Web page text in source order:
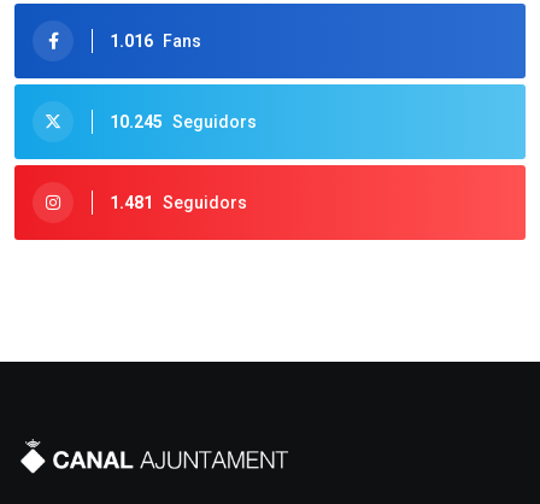
1.016 Fans
10.245 Seguidors
1.481 Seguidors